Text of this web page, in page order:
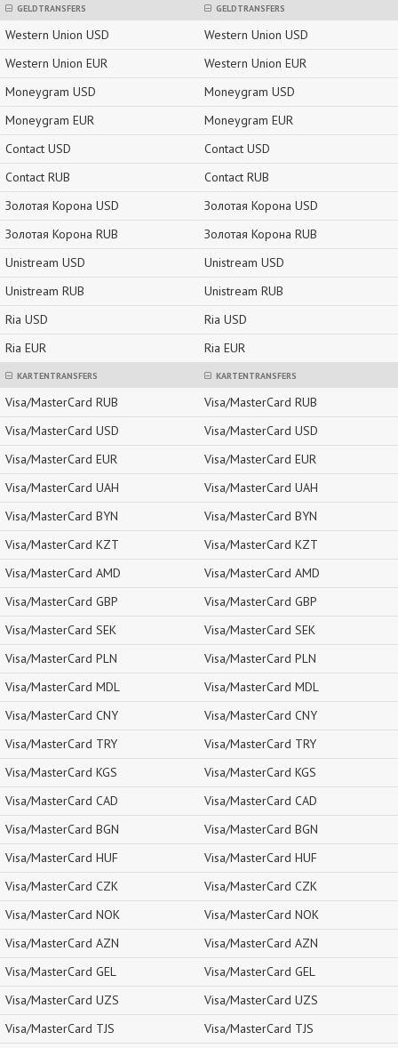
GELDTRANSFERS
Western Union USD
Western Union EUR
Moneygram USD
Moneygram EUR
Contact USD
Contact RUB
Золотая Корона USD
Золотая Корона RUB
Unistream USD
Unistream RUB
Ria USD
Ria EUR
KARTENTRANSFERS
Visa/MasterCard RUB
Visa/MasterCard USD
Visa/MasterCard EUR
Visa/MasterCard UAH
Visa/MasterCard BYN
Visa/MasterCard KZT
Visa/MasterCard AMD
Visa/MasterCard GBP
Visa/MasterCard SEK
Visa/MasterCard PLN
Visa/MasterCard MDL
Visa/MasterCard CNY
Visa/MasterCard TRY
Visa/MasterCard KGS
Visa/MasterCard CAD
Visa/MasterCard BGN
Visa/MasterCard HUF
Visa/MasterCard CZK
Visa/MasterCard NOK
Visa/MasterCard AZN
Visa/MasterCard GEL
Visa/MasterCard UZS
Visa/MasterCard TJS
GELDTRANSFERS
Western Union USD
Western Union EUR
Moneygram USD
Moneygram EUR
Contact USD
Contact RUB
Золотая Корона USD
Золотая Корона RUB
Unistream USD
Unistream RUB
Ria USD
Ria EUR
KARTENTRANSFERS
Visa/MasterCard RUB
Visa/MasterCard USD
Visa/MasterCard EUR
Visa/MasterCard UAH
Visa/MasterCard BYN
Visa/MasterCard KZT
Visa/MasterCard AMD
Visa/MasterCard GBP
Visa/MasterCard SEK
Visa/MasterCard PLN
Visa/MasterCard MDL
Visa/MasterCard CNY
Visa/MasterCard TRY
Visa/MasterCard KGS
Visa/MasterCard CAD
Visa/MasterCard BGN
Visa/MasterCard HUF
Visa/MasterCard CZK
Visa/MasterCard NOK
Visa/MasterCard AZN
Visa/MasterCard GEL
Visa/MasterCard UZS
Visa/MasterCard TJS